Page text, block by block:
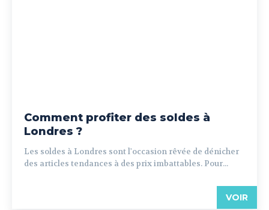
Comment profiter des soldes à
Londres ?
Les soldes à Londres sont l'occasion rêvée de dénicher
des articles tendances à des prix imbattables. Pour...
VOIR